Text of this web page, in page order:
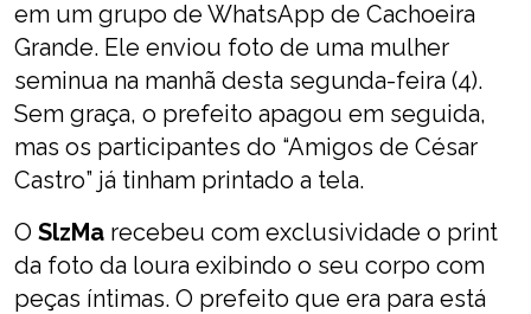
em um grupo de WhatsApp de Cachoeira
Grande. Ele enviou foto de uma mulher
seminua na manhã desta segunda-feira (4).
Sem graça, o prefeito apagou em seguida,
mas os participantes do “Amigos de César
Castro” já tinham printado a tela.
O SlzMa recebeu com exclusividade o print
da foto da loura exibindo o seu corpo com
peças íntimas. O prefeito que era para está